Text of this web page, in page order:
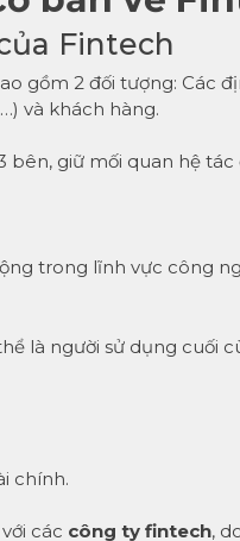
Fintech
gồm 2 đối tượng: Các
và khách hàng.
giữ mối quan hệ tác
trong lĩnh vực công
là người sử dụng cuối
chính.
các công ty fintech,